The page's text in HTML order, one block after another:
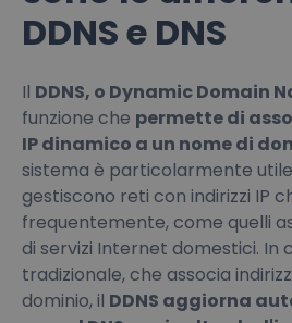
DDNS e DNS
Il DDNS, o Dynamic Domain
funzione che permette di
IP dinamico a un nome di
sistema è particolarmente
gestiscono reti con indirizzi IP
frequentemente, come quelli
di servizi Internet domestici. In
tradizionale, che associa
dominio, il DDNS aggiorna